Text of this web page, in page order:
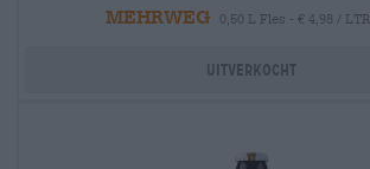
MEHRWEG
0,50 L Fles - € 4,98 / LTR
Uitverkocht